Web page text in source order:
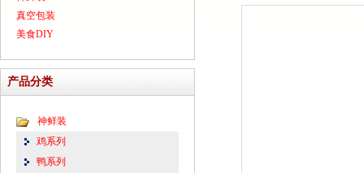
真空包装
美食DIY
产品分类
神鲜装
鸡系列
鸭系列